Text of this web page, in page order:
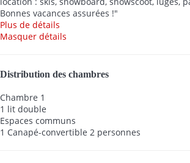
Bonnes vacances assurées !"
Plus de détails
Masquer détails
Distribution des chambres
Chambre 1
1 lit double
Espaces communs
1 Canapé-convertible 2 personnes